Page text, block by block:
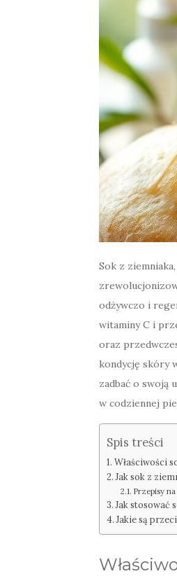
Sok z
odżywczo i
witaminy C i
oraz
kondycję skóry
zadbać o swoją
w codziennej
Spis treści
Właściwości
Jak sok z
Przepisy
Jak stosować
Jakie są